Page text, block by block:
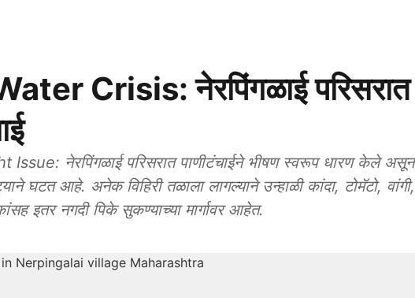
Crisis: नेरपिंगळाई परिसरात
नेरपिंगळाई परिसरात पाणीटंचाईने भीषण स्वरूप धारण केले असून
घटत आहे. अनेक विहिरी तळाला लागल्याने उन्हाळी कांदा, टोमॅटो, वांगी,
इतर नगदी पिके सुकण्याच्या मार्गावर आहेत.